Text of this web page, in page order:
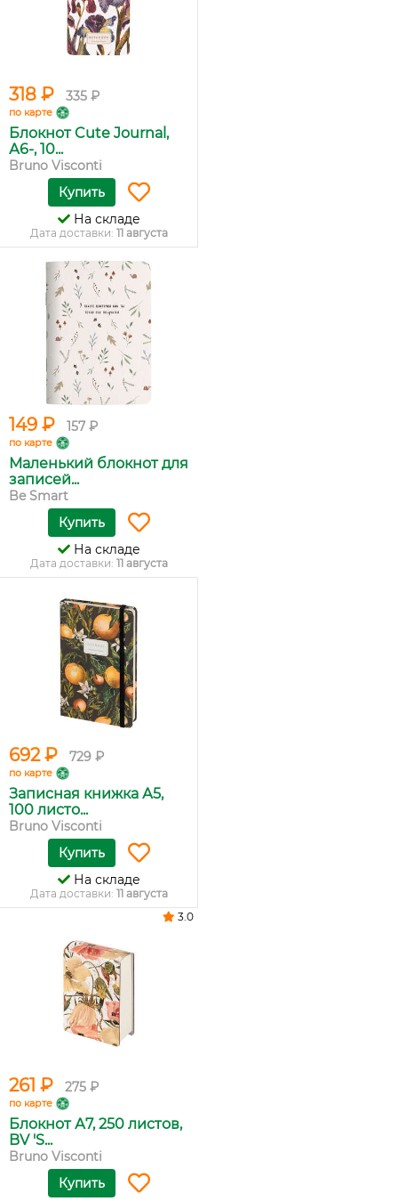
318 ₽ 335 ₽
по карте
Блокнот Cute Journal,
А6-, 10...
Bruno Visconti
Купить
На складе
Дата доставки: 11 августа
149 ₽ 157 ₽
по карте
Маленький блокнот для
записей...
Be Smart
Купить
На складе
Дата доставки: 11 августа
692 ₽ 729 ₽
по карте
Записная книжка А5,
100 листо...
Bruno Visconti
Купить
На складе
Дата доставки: 11 августа
261 ₽ 275 ₽
по карте
Блокнот А7, 250 листов,
BV 'S...
Bruno Visconti
3.0
Купить